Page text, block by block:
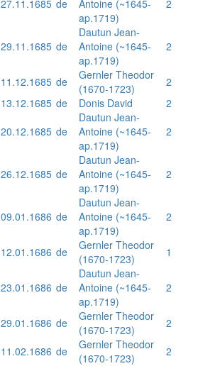
27.11.1685 de
Antoine (~1645-
ap.1719)
2
29.11.1685 de
Dautun Jean-
Antoine (~1645-
ap.1719)
2
11.12.1685 de
Gernler Theodor
(1670-1723)
2
13.12.1685 de Donis David
2
20.12.1685 de
Dautun Jean-
Antoine (~1645-
ap.1719)
2
26.12.1685 de
Dautun Jean-
Antoine (~1645-
ap.1719)
2
09.01.1686 de
Dautun Jean-
Antoine (~1645-
ap.1719)
2
12.01.1686 de
Gernler Theodor
(1670-1723)
1
23.01.1686 de
Dautun Jean-
Antoine (~1645-
ap.1719)
2
29.01.1686 de
Gernler Theodor
(1670-1723)
2
11.02.1686 de
Gernler Theodor
(1670-1723)
2